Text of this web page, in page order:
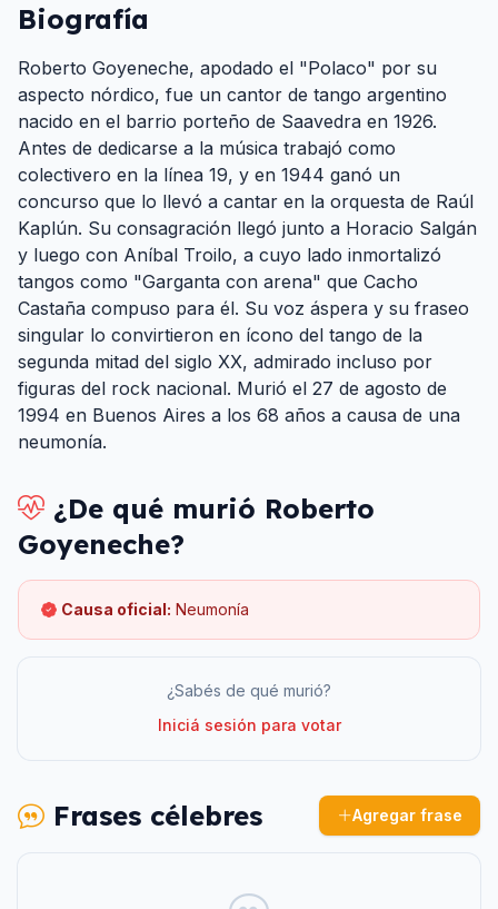
Biografía
Roberto Goyeneche, apodado el "Polaco" por su
aspecto nórdico, fue un cantor de tango argentino
nacido en el barrio porteño de Saavedra en 1926.
Antes de dedicarse a la música trabajó como
colectivero en la línea 19, y en 1944 ganó un
concurso que lo llevó a cantar en la orquesta de Raúl
Kaplún. Su consagración llegó junto a Horacio Salgán
y luego con Aníbal Troilo, a cuyo lado inmortalizó
tangos como "Garganta con arena" que Cacho
Castaña compuso para él. Su voz áspera y su fraseo
singular lo convirtieron en ícono del tango de la
segunda mitad del siglo XX, admirado incluso por
figuras del rock nacional. Murió el 27 de agosto de
1994 en Buenos Aires a los 68 años a causa de una
neumonía.
¿De qué murió Roberto
Goyeneche?
Causa oficial: Neumonía
¿Sabés de qué murió?
Iniciá sesión para votar
Frases célebres Agregar frase